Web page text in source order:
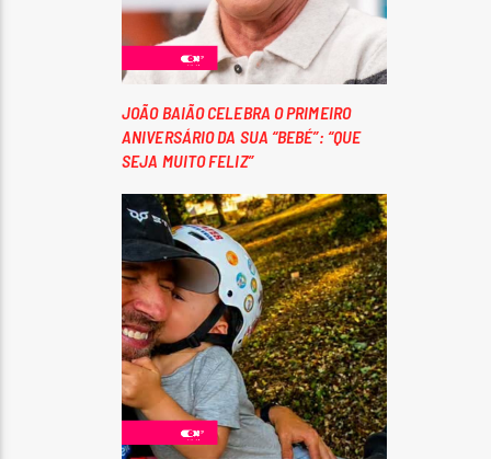
JOÃO BAIÃO CELEBRA O PRIMEIRO
ANIVERSÁRIO DA SUA “BEBÉ”: “QUE
SEJA MUITO FELIZ”